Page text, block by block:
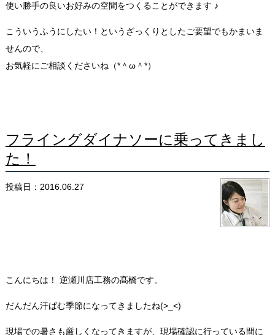
使い勝手の良いお好みの空間をつくることができます ♪
こういうふうにしたい！というざっくりとしたご要望でもかまいま
せんので、
お気軽にご相談くださいね（*＾ω＾*）
フライングダイナソーに乗ってきまし
た！
投稿日：2016.06.27
こんにちは！ 逆瀬川店工務の髙橋です。
だんだん汗ばむ季節になってきましたね(>_<)
現場での暑さも厳しくなってきますが、現場確認に行っている間に